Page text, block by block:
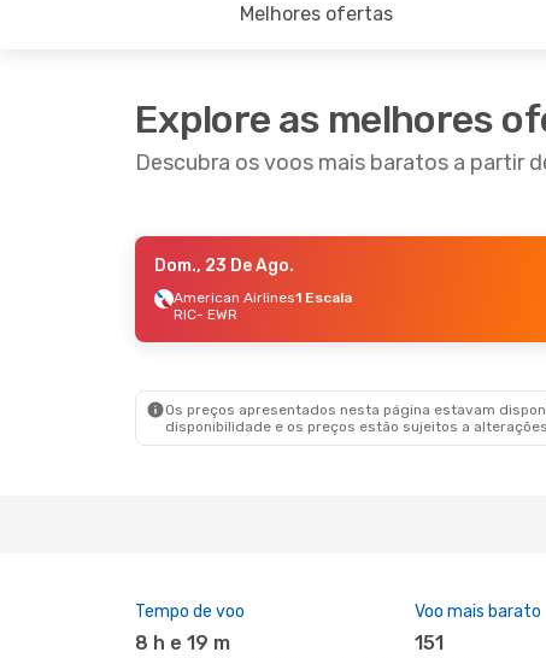
Melhores ofertas
Explore as melhores
Descubra os voos mais baratos a partir
- Sex., 9 De Out.
1 Escala
Dom., 23 De Ago.
American Airlines1 Escala
RIC- EWR
Os preços apresentados nesta página estavam
disponibilidade e os preços estão sujeitos a
Tempo de voo
8 h e 19 m
Voo mais barato
151